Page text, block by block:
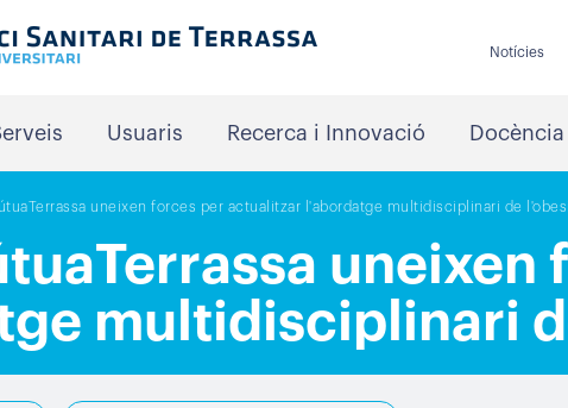
Notícies
Usuaris Recerca i Innovació Docència
uneixen forces per actualitzar l'abordatge multidisciplinari de
multidisciplinari